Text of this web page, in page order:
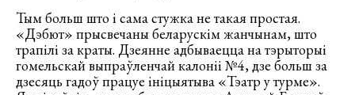
Тым больш што і сама стужка не такая простая.
«Дэбют» прысвечаны беларускім жанчынам, што
трапілі за краты. Дзеянне адбываецца на тэрыторыі
гомельскай выпраўленчай калоніі №4, дзе больш за
дзесяць гадоў працуе ініцыятыва «Тэатр у турме».